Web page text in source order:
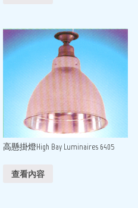
高懸掛燈High Bay Luminaires 6405
查看內容